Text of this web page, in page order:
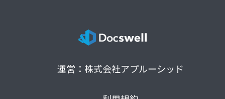
運営：株式会社アプルーシッド